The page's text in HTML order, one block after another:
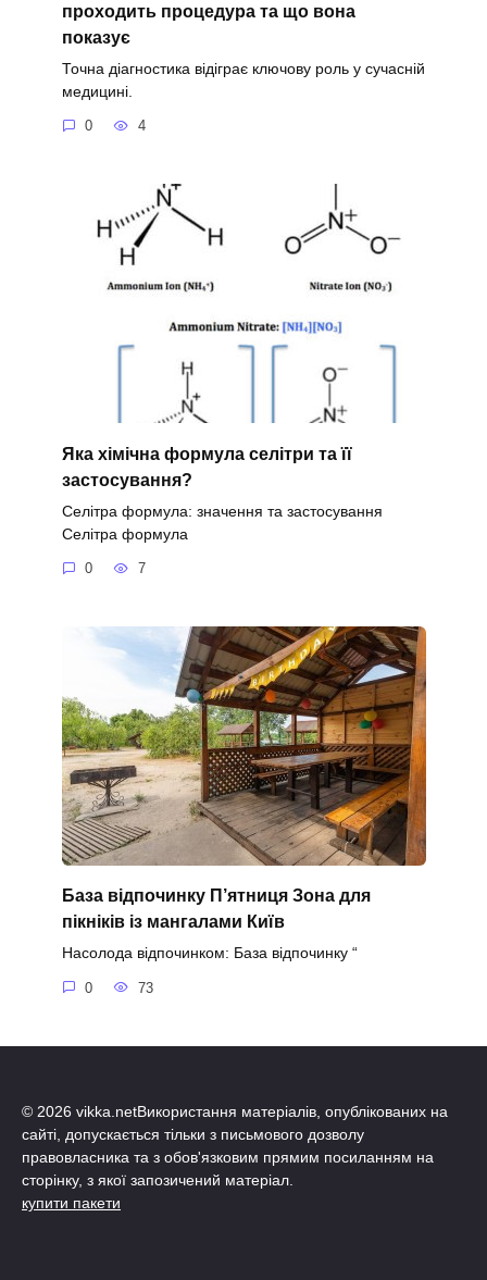
проходить процедура та що вона
показує
Точна діагностика відіграє ключову роль у сучасній
медицині.
0 4
Яка хімічна формула селітри та її
застосування?
Селітра формула: значення та застосування
Селітра формула
0 7
База відпочинку П’ятниця Зона для
пікніків із мангалами Київ
Насолода відпочинком: База відпочинку “
0 73
© 2026 vikka.netВикористання матеріалів, опублікованих на
сайті, допускається тільки з письмового дозволу
правовласника та з обов'язковим прямим посиланням на
сторінку, з якої запозичений матеріал.
купити пакети